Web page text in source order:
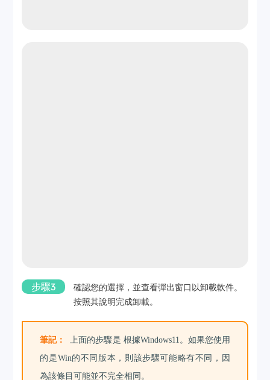
步驟3
確認您的選擇，並查看彈出窗口以卸載軟件。
按照其說明完成卸載。
筆記：
上面的步驟是 根據Windows11。如果您使用
的是Win的不同版本，則該步驟可能略有不同，因
為該條目可能並不完全相同。